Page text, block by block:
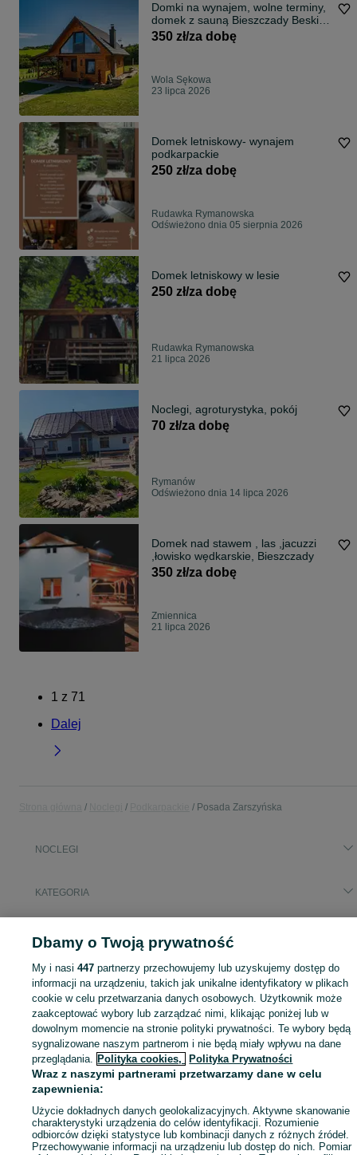
Domki na wynajem, wolne terminy,
domek z sauną Bieszczady Beskid
Niski
350 zł/za dobę
Wola Sękowa
23 lipca 2026
Domek letniskowy- wynajem
podkarpackie
250 zł/za dobę
Rudawka Rymanowska
Odświeżono dnia 05 sierpnia 2026
Domek letniskowy w lesie
250 zł/za dobę
Rudawka Rymanowska
21 lipca 2026
Noclegi, agroturystyka, pokój
70 zł/za dobę
Rymanów
Odświeżono dnia 14 lipca 2026
Domek nad stawem , las ,jacuzzi
,łowisko wędkarskie, Bieszczady
350 zł/za dobę
Zmiennica
21 lipca 2026
1 z 71
Dalej
Posada Zarszyńska
NOCLEGI
KATEGORIA
Mapa kategorii
Mapa miejscowości
Mapa ministron
Popularne wyszukiwania
Dbamy o Twoją prywatność
My i nasi447 partnerzy przechowujemy lub uzyskujemy dostęp do
informacji na urządzeniu, takich jak unikalne identyfikatory w plikach
cookie w celu przetwarzania danych osobowych. Użytkownik może
zaakceptować wybory lub zarządzać nimi, klikając poniżej lub w
dowolnym momencie na stronie polityki prywatności. Te wybory będą
sygnalizowane naszym partnerom i nie będą miały wpływu na dane
przeglądania. Polityka cookies, Polityka Prywatności
Wraz z naszymi partnerami przetwarzamy dane w celu
zapewnienia:
Użycie dokładnych danych geolokalizacyjnych. Aktywne skanowanie
charakterystyki urządzenia do celów identyfikacji. Rozumienie
odbiorców dzięki statystyce lub kombinacji danych z różnych źródeł.
Przechowywanie informacji na urządzeniu lub dostęp do nich. Pomiar